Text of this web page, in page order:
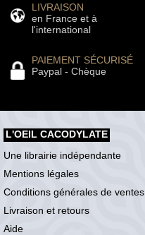
LIVRAISON
en France et à
l'international
PAIEMENT SÉCURISÉ
Paypal - Chèque
L'OEIL CACODYLATE
Une librairie indépendante
Mentions légales
Conditions générales de ventes
Livraison et retours
Aide